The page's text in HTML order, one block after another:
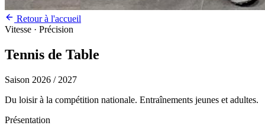
Retour à l'accueil
Vitesse · Précision
Tennis de Table
Saison 2026 / 2027
Du loisir à la compétition nationale. Entraînements jeunes et adultes.
Présentation